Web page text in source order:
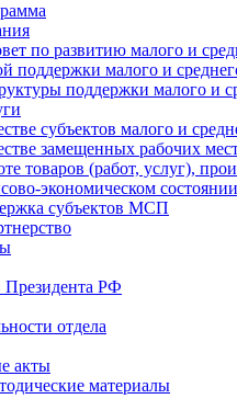
по развитию малого и
поддержки малого и
поддержки малого и
субъектов малого и
замещенных рабочих
товаров (работ, услуг),
экономическом
субъектов МСП
Президента РФ
отдела
акты
материалы